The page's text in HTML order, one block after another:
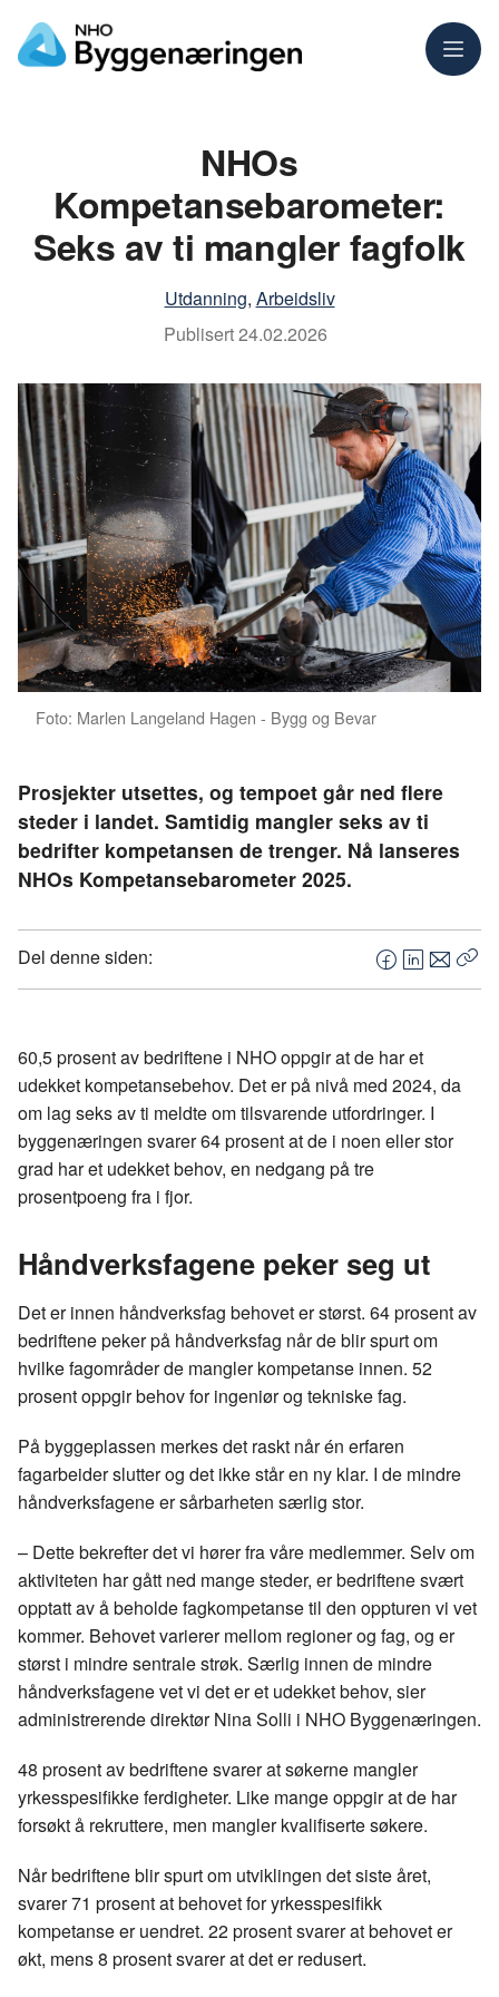
Meny
NHOs
Kompetansebarometer:
Seks av ti mangler fagfolk
Utdanning, Arbeidsliv
Publisert24.02.2026
Foto: Marlen Langeland Hagen - Bygg og Bevar
Prosjekter utsettes, og tempoet går ned flere
steder i landet. Samtidig mangler seks av ti
bedrifter kompetansen de trenger. Nå lanseres
NHOs Kompetansebarometer 2025.
Del denne siden:
F
a
e
b
o
o
L
i
k
e
d
I
E
-
s
60,5 prosent av bedriftene i NHO oppgir at de har et
udekket kompetansebehov. Det er på nivå med 2024, da
om lag seks av ti meldte om tilsvarende utfordringer. I
byggenæringen svarer 64 prosent at de i noen eller stor
grad har et udekket behov, en nedgang på tre
prosentpoeng fra i fjor.
Håndverksfagene peker seg ut
Det er innen håndverksfag behovet er størst. 64 prosent av
bedriftene peker på håndverksfag når de blir spurt om
hvilke fagområder de mangler kompetanse innen. 52
prosent oppgir behov for ingeniør og tekniske fag.
På byggeplassen merkes det raskt når én erfaren
fagarbeider slutter og det ikke står en ny klar. I de mindre
håndverksfagene er sårbarheten særlig stor.
– Dette bekrefter det vi hører fra våre medlemmer. Selv om
aktiviteten har gått ned mange steder, er bedriftene svært
opptatt av å beholde fagkompetanse til den oppturen vi vet
kommer. Behovet varierer mellom regioner og fag, og er
størst i mindre sentrale strøk. Særlig innen de mindre
håndverksfagene vet vi det er et udekket behov, sier
administrerende direktør Nina Solli i NHO Byggenæringen.
48 prosent av bedriftene svarer at søkerne mangler
yrkesspesifikke ferdigheter. Like mange oppgir at de har
forsøkt å rekruttere, men mangler kvalifiserte søkere.
Når bedriftene blir spurt om utviklingen det siste året,
svarer 71 prosent at behovet for yrkesspesifikk
kompetanse er uendret. 22 prosent svarer at behovet er
økt, mens 8 prosent svarer at det er redusert.